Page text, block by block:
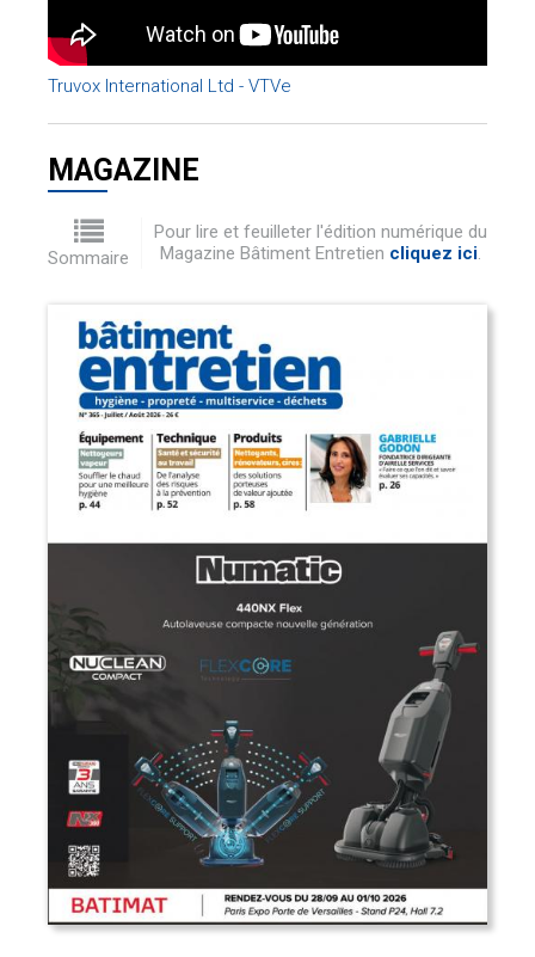
Truvox International Ltd - VTVe
MAGAZINE
Sommaire
Pour lire et feuilleter l'édition numérique du
Magazine Bâtiment Entretien cliquez ici.